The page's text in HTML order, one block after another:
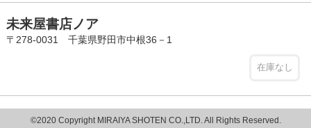
未来屋書店ノア
〒278-0031 千葉県野田市中根36－1
在庫なし
©2020 Copyright MIRAIYA SHOTEN CO.,LTD. All Rights Reserved.